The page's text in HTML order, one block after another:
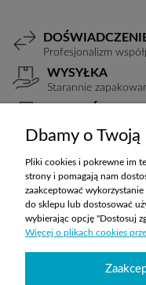
Profesjonalizm
WYSYŁKA
Starannie
TRANSPORT
Koszty ustalane
Dbamy o
Pliki cookies i pokrewne im
strony i pomagają nam
zaakceptować
do sklepu lub dostosować
wybierając opcję "Dostosuj
Więcej o plikach cookies